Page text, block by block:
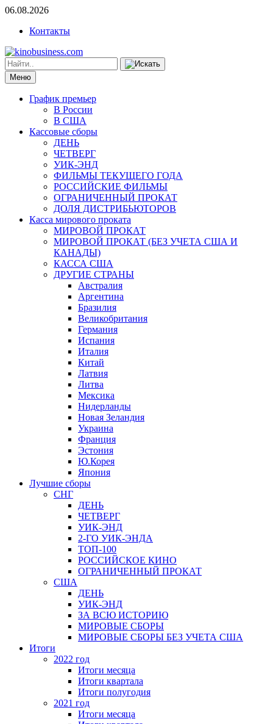
06.08.2026
Контакты
Меню
График премьер
В России
В США
Кассовые сборы
ДЕНЬ
ЧЕТВЕРГ
УИК-ЭНД
ФИЛЬМЫ ТЕКУЩЕГО ГОДА
РОССИЙСКИЕ ФИЛЬМЫ
ОГРАНИЧЕННЫЙ ПРОКАТ
ДОЛЯ ДИСТРИБЬЮТОРОВ
Касса мирового проката
МИРОВОЙ ПРОКАТ
МИРОВОЙ ПРОКАТ (БЕЗ УЧЕТА США И
КАНАДЫ)
КАССА США
ДРУГИЕ СТРАНЫ
Австралия
Аргентина
Бразилия
Великобритания
Германия
Испания
Италия
Китай
Латвия
Литва
Мексика
Нидерланды
Новая Зеландия
Украина
Франция
Эстония
Ю.Корея
Япония
Лучшие сборы
СНГ
ДЕНЬ
ЧЕТВЕРГ
УИК-ЭНД
2-ГО УИК-ЭНДА
ТОП-100
РОССИЙСКОЕ КИНО
ОГРАНИЧЕННЫЙ ПРОКАТ
США
ДЕНЬ
УИК-ЭНД
ЗА ВСЮ ИСТОРИЮ
МИРОВЫЕ СБОРЫ
МИРОВЫЕ СБОРЫ БЕЗ УЧЕТА США
Итоги
2022 год
Итоги месяца
Итоги квартала
Итоги полугодия
2021 год
Итоги месяца